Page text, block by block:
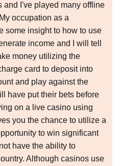
and I've played many offline
occupation as a
some insight to how to use
income and I will tell
money utilizing the
card to deposit into
and play against the
have put their bets before
on a live casino using
you the chance to utilize a
to win significant
have the ability to
Although casinos use